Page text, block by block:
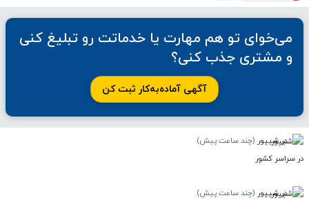
می‌خوای تو هم مهارت یا خدماتت رو تبلیغ کنی
و مشتری جذب کنی؟
آگهی آماده‌به‌کار ثبت کن
در شیپور (چند ساعت پیش)
در سراسر کشور
در شیپور (چند ساعت پیش)